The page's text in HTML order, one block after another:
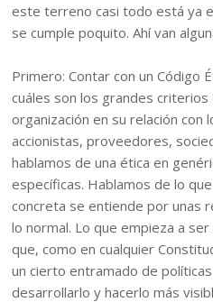
este terreno casi todo está ya
se cumple poquito. Ahí van
Primero: Contar con un Código
cuáles son los grandes
organización en su relación con
accionistas, proveedores,
hablamos de una ética en
específicas. Hablamos de lo
concreta se entiende por unas
lo normal. Lo que empieza a
que, como en cualquier
un cierto entramado de
desarrollarlo y hacerlo más